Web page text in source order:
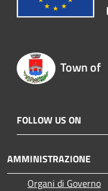
Town of
FOLLOW US ON
AMMINISTRAZIONE
Organi di Governo